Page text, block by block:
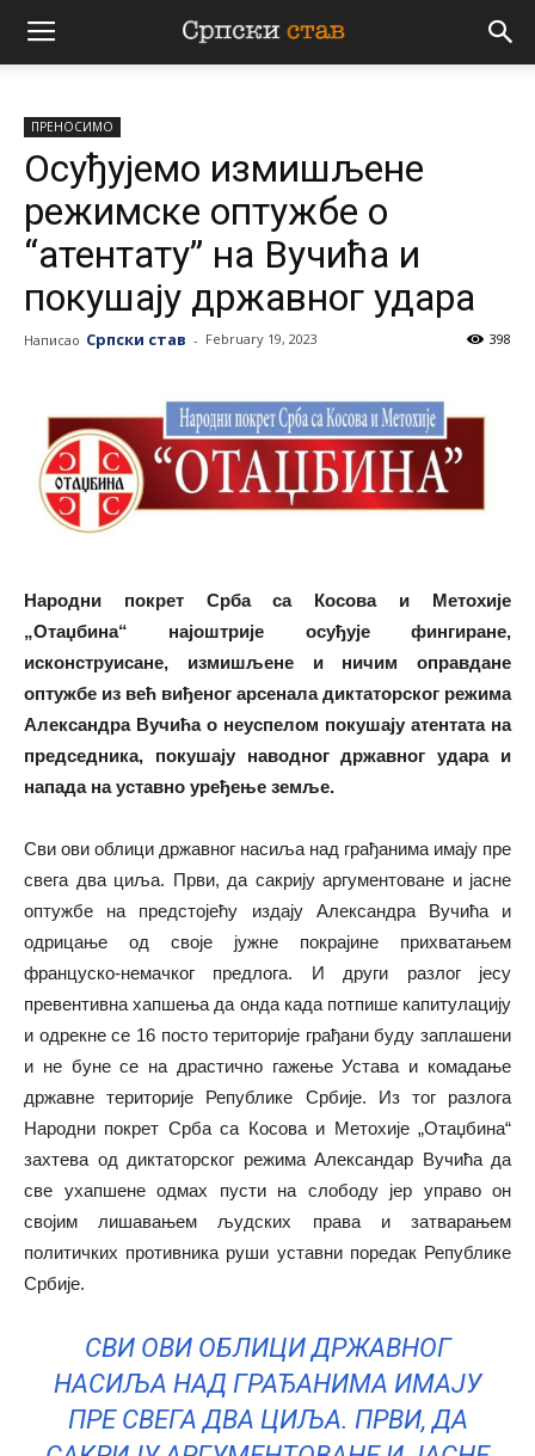
Српски
став
ПРЕНОСИМО
Осуђујемо измишљене
режимске оптужбе о
“атентату” на Вучића и
покушају државног удара
Написао Српски став - February 19, 2023 398
Народни покрет Срба са Косова и Метохије
„Отаџбина“ најоштрије осуђује фингиране,
исконструисане, измишљене и ничим оправдане
оптужбе из већ виђеног арсенала диктаторског режима
Александра Вучића о неуспелом покушају атентата на
председника, покушају наводног државног удара и
напада на уставно уређење земље.
Сви ови облици државног насиља над грађанима имају пре
свега два циља. Први, да сакрију аргументоване и јасне
оптужбе на предстојећу издају Александра Вучића и
одрицање од своје јужне покрајине прихватањем
француско-немачког предлога. И други разлог јесу
превентивна хапшења да онда када потпише капитулацију
и одрекне се 16 посто територије грађани буду заплашени
и не буне се на драстично гажење Устава и комадање
државне територије Републике Србије. Из тог разлога
Народни покрет Срба са Косова и Метохије „Отаџбина“
захтева од диктаторског режима Александар Вучића да
све ухапшене одмах пусти на слободу јер управо он
својим лишавањем људских права и затварањем
политичких противника руши уставни поредак Републике
Србије.
СВИ ОВИ ОБЛИЦИ ДРЖАВНОГ
НАСИЉА НАД ГРАЂАНИМА ИМАЈУ
ПРЕ СВЕГА ДВА ЦИЉА. ПРВИ, ДА